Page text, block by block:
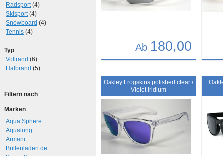
Ab 180,00
Art.-Nr.: 10374 Art.-
Oakley Frogskins polished clear /
Violet iridium
Radsport(4)
Skisport(4)
Snowboard (4)
Tennis (4)
Typ
Vollrand (6)
Halbrand (5)
Filtern nach
Marken
Aqua Sphere
Aqualung
Armani
Brillenladen.de